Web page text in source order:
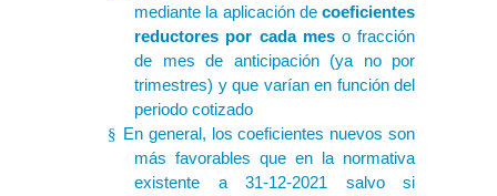
mediante la aplicación de coeficientes
reductores por cada mes o fracción
de mes de anticipación (ya no por
trimestres) y que varían en función del
periodo cotizado
§ En general, los coeficientes nuevos son
más favorables que en la normativa
existente a 31-12-2021 salvo si